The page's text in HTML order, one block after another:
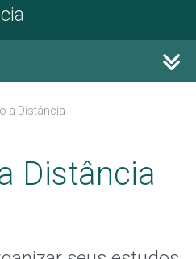
Idiomas
a Distância
Distância